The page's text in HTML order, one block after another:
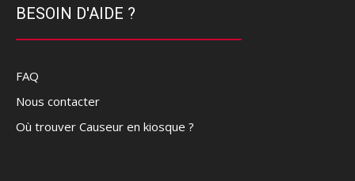
BESOIN D'AIDE ?
FAQ
Nous contacter
Où trouver Causeur en kiosque ?